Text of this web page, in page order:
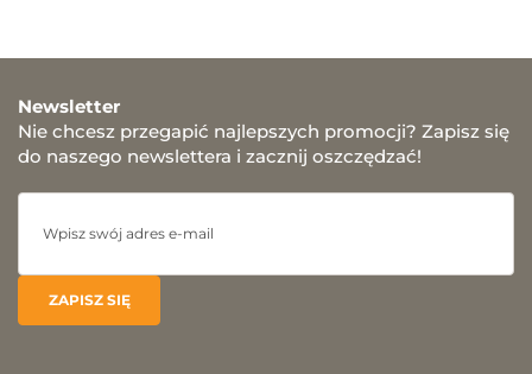
Newsletter
Nie chcesz przegapić najlepszych promocji? Zapisz się
do naszego newslettera i zacznij oszczędzać!